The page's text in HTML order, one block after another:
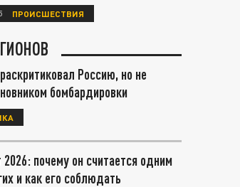
ПРОИСШЕСТВИЯ
Россию, но не
бомбардировки
2026: почему он считается одним
и как его соблюдать